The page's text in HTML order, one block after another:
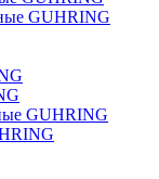
GUHRING
GUHRING